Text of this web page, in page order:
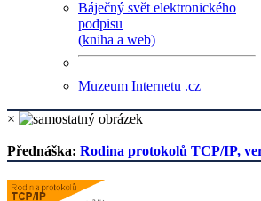
Báječný svět elektronického
podpisu
(kniha a web)
Muzeum Internetu .cz
×
Přednáška: Rodina protokolů TCP/IP,